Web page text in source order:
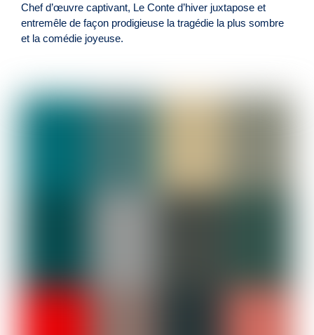
Chef d’œuvre captivant, Le Conte d’hiver juxtapose et
entremêle de façon prodigieuse la tragédie la plus sombre
et la comédie joyeuse.